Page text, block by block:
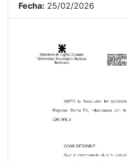
Fecha: 25/02/2026